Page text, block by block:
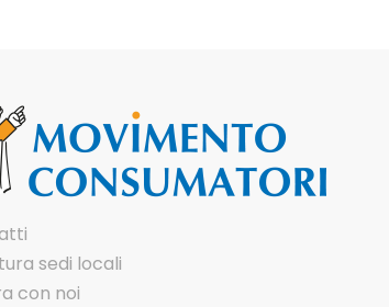
sedi locali
con noi